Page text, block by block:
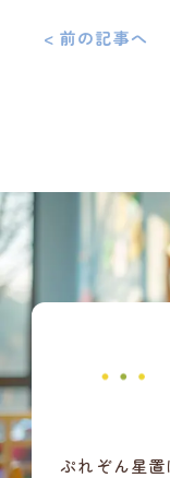
< 前の記事へ
ぷれぞん星